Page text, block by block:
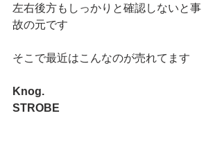
左右後方もしっかりと確認しないと事
故の元です
そこで最近はこんなのが売れてます
Knog.
STROBE